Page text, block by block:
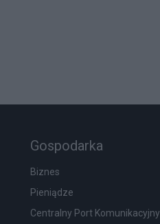
Gospodarka
Biznes
Pieniądze
Centralny Port Komunikacyjny